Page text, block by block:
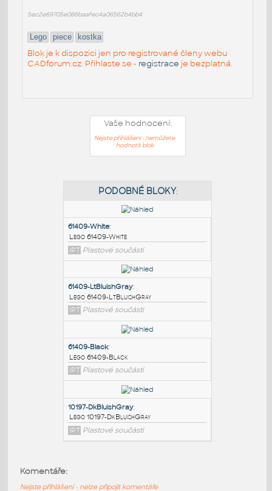
5ec2e69705e086baafec4a06562b4bb4
Lego piece kostka
Blok je k dispozici jen pro registrované členy webu
CADforum.cz. Přihlaste se - registrace je bezplatná.
Vaše hodnocení:
Nejste přihlášeni - nemůžete
hodnotit blok
PODOBNÉ BLOKY
61409-White:
Lego 61409-White
IPT Plastové součásti
61409-LtBluishGray:
Lego 61409-LtBluishGray
IPT Plastové součásti
Lego 61409-Black
Komentáře:
Nejste přihlášeni - nelze připojit komentáře